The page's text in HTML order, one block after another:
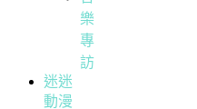
樂
專
訪
迷迷
動漫